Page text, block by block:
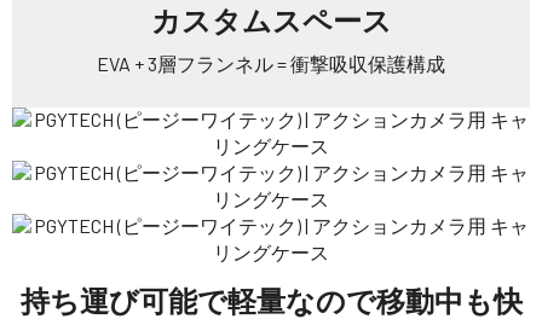
カスタムスペース
EVA + 3層フランネル = 衝撃吸収保護構成
持ち運び可能で軽量なので移動中も快